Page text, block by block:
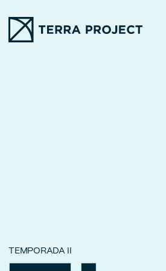
TEMPORADA II